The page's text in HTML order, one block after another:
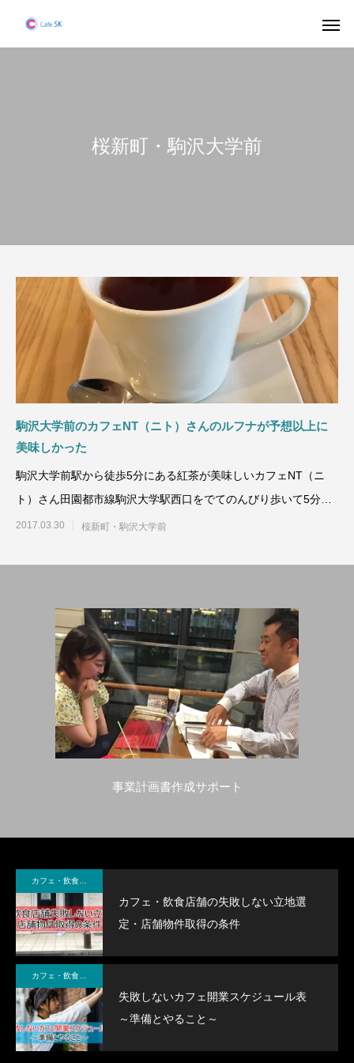
桜新町・駒沢大学前
駒沢大学前のカフェNT（ニト）さんのルフナが予想以上に
美味しかった
駒沢大学前駅から徒歩5分にある紅茶が美味しいカフェNT（ニ
ト）さん田園都市線駒沢大学駅西口をでてのんびり歩いて5分ほ
ど住所を確認
2017.03.30 桜新町・駒沢大学前
事業計画書作成サポート
カフェ・飲食店舗の失敗しない立地選
定・店舗物件取得の条件
失敗しないカフェ開業スケジュール表
～準備とやること～